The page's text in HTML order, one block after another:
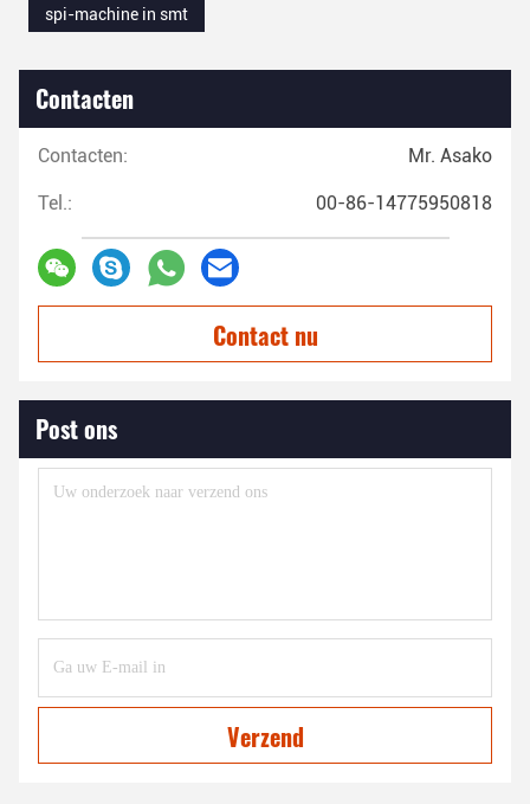
spi-machine in smt
Contacten
Contacten: Mr. Asako
Tel.: 00-86-14775950818
Contact nu
Post ons
Verzend